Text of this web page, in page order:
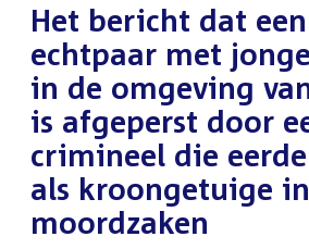
:Het bericht dat een
echtpaar met
in de omgeving
is afgeperst door
crimineel die
als kroongetuige in
moordzaken